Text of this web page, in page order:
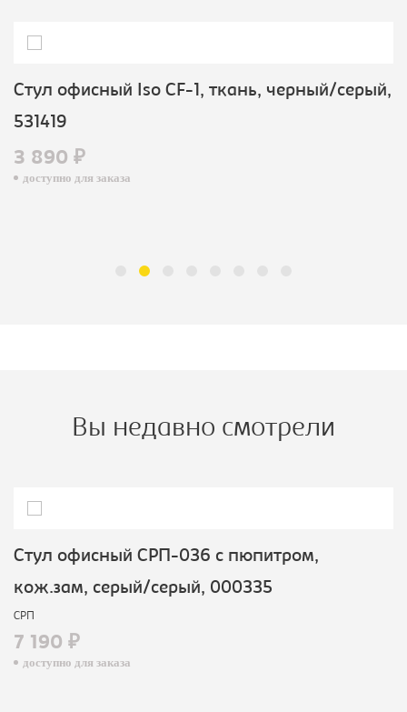
Стул офисный Iso CF-1, ткань, черный/серый,
531419
3 890 ₽
доступно для заказа
Вы недавно смотрели
Стул офисный СРП-036 с пюпитром,
кож.зам, серый/серый, 000335
СРП
7 190 ₽
доступно для заказа